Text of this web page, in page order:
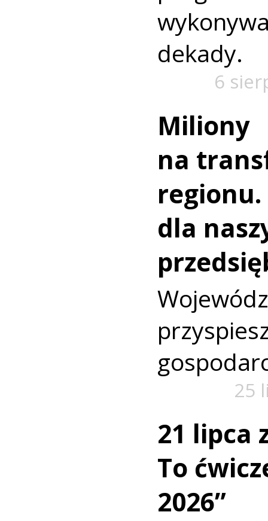
dekady.
6
Miliony
na
regionu.
dla
25
21 lipca
To
2026”